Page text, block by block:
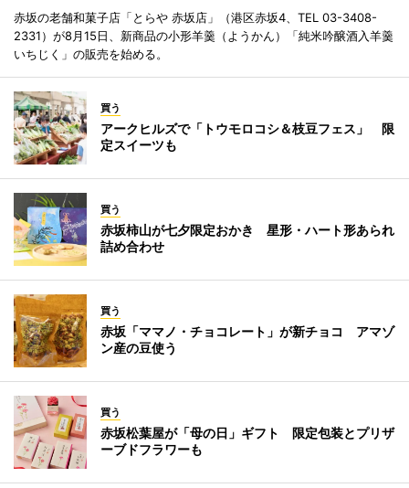
赤坂の老舗和菓子店「とらや 赤坂店」（港区赤坂4、TEL 03-3408-
2331）が8月15日、新商品の小形羊羹（ようかん）「純米吟醸酒入羊羹
いちじく」の販売を始める。
買う
アークヒルズで「トウモロコシ＆枝豆フェス」 限
定スイーツも
買う
赤坂柿山が七夕限定おかき 星形・ハート形あられ
詰め合わせ
買う
赤坂「ママノ・チョコレート」が新チョコ アマゾ
ン産の豆使う
買う
赤坂松葉屋が「母の日」ギフト 限定包装とプリザ
ーブドフラワーも